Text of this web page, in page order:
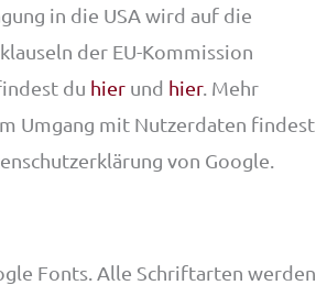
in die USA wird auf die
der EU-Kommission
du hier und hier. Mehr
Umgang mit Nutzerdaten findest
von Google.
Fonts. Alle Schriftarten werden